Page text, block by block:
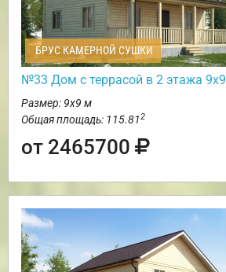
БРУС КАМЕРНОЙ СУШКИ
№33 Дом с террасой в 2 этажа 9х9
Размер: 9х9 м
Общая площадь: 115.812
от 2465700